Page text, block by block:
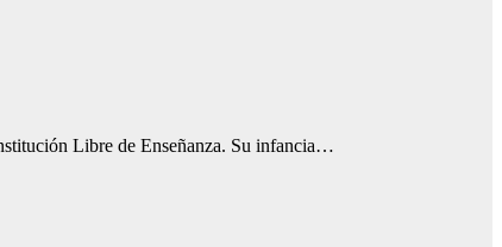
Libre de Enseñanza. Su infancia…